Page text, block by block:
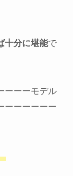
十分に堪能で
ーーーモデル
ーーーーーー